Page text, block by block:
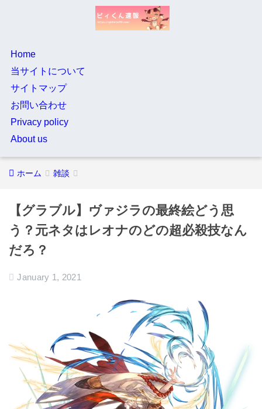
Home
当サイトについて
サイトマップ
お問い合わせ
Privacy policy
About us
ホーム 雑談
【グラブル】ヴァジラの最終絵どう思
う？元ネタはレオナのどの超必殺技なん
だろ？
January 1, 2021